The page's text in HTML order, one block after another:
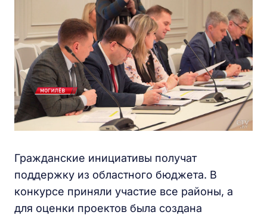
Гражданские инициативы получат
поддержку из областного бюджета. В
конкурсе приняли участие все районы, а
для оценки проектов была создана